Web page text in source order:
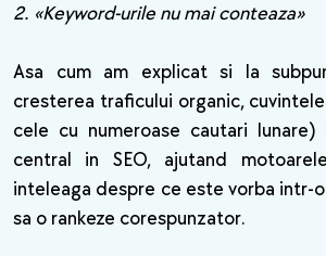
2. «Keyword-urile nu mai conteaza»
Asa cum am explicat si la
cresterea traficului organic,
cele cu numeroase cautari
central in SEO, ajutand
inteleaga despre ce este vorba intr-
sa o rankeze corespunzator.